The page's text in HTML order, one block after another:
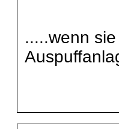
.....wenn